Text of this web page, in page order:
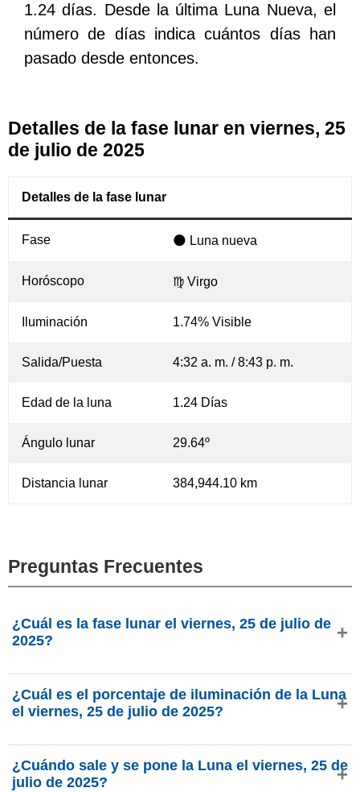
1.24 días. Desde la última Luna Nueva, el
número de días indica cuántos días han
pasado desde entonces.
Detalles de la fase lunar en viernes, 25
de julio de 2025
Detalles de la fase lunar
Fase 🌑 Luna nueva
Horóscopo ♍ Virgo
Iluminación 1.74% Visible
Salida/Puesta 4:32 a. m. / 8:43 p. m.
Edad de la luna 1.24 Días
Ángulo lunar 29.64º
Distancia lunar 384,944.10 km
Preguntas Frecuentes
¿Cuál es la fase lunar el viernes, 25 de julio de
2025?
Luna nueva con 1.74% de iluminación, tiene 1.24 días de
edad y se encuentra en la constelación Cáncer (♋). Datos
¿Cuál es el porcentaje de iluminación de la Luna
el viernes, 25 de julio de 2025?
es del 1.74%, según phasesmoon.com.
¿Cuándo sale y se pone la Luna el viernes, 25 de
julio de 2025?